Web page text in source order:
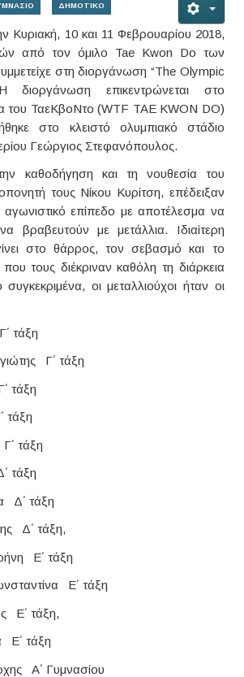
ΔΗΜΟΤΙΚΟ
Κυριακή, 10 και 11 Φεβρουαρίου 2018,
από τον όμιλο Tae Kwon Do των
στη διοργάνωση “The Olympic
επικεντρώνεται στο
του ΤαεΚβοΝτο (WTF TAE KWON DO)
στο κλειστό ολυμπιακό στάδιο
Γεώργιος Στεφανόπουλος.
καθοδήγηση και τη νουθεσία του
τους Νίκου Κυρίτση, επέδειξαν
αγωνιστικό επίπεδο με αποτέλεσμα να
βραβευτούν με μετάλλια. Ιδιαίτερη
στο θάρρος, τον σεβασμό και το
τους διέκριναν καθόλη τη διάρκεια
οι μεταλλιούχοι ήταν οι
τάξη
Γ΄ τάξη
τάξη
τάξη
τάξη
τάξη
Δ΄ τάξη
Δ΄ τάξη,
Ε΄ τάξη
Ε΄ τάξη
Ε΄ τάξη,
Ε΄ τάξη
Α΄ Γυμνασίου